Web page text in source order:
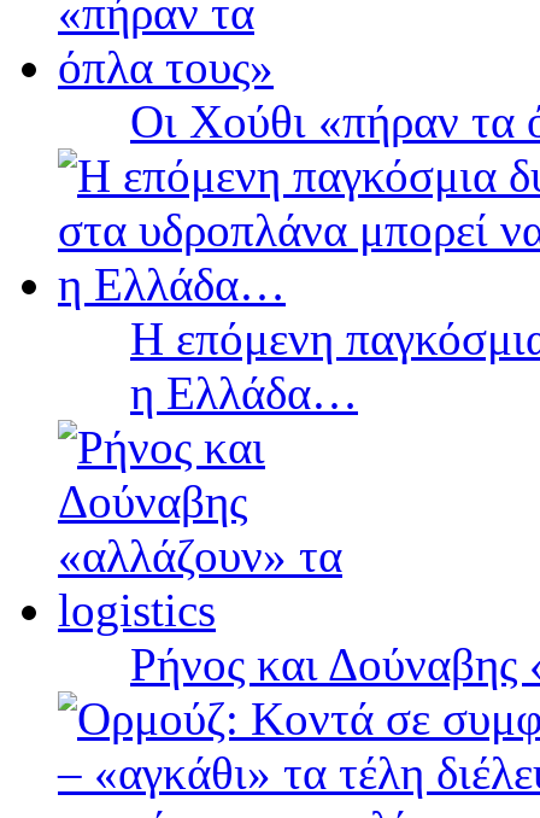
Οι Χούθι «πήραν τα
Η επόμενη
η Ελλάδα…
Ρήνος και